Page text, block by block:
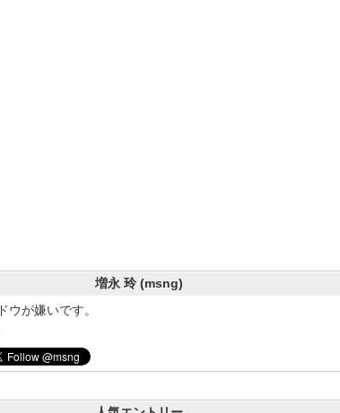
増永 玲 (msng)
ウが嫌いです。